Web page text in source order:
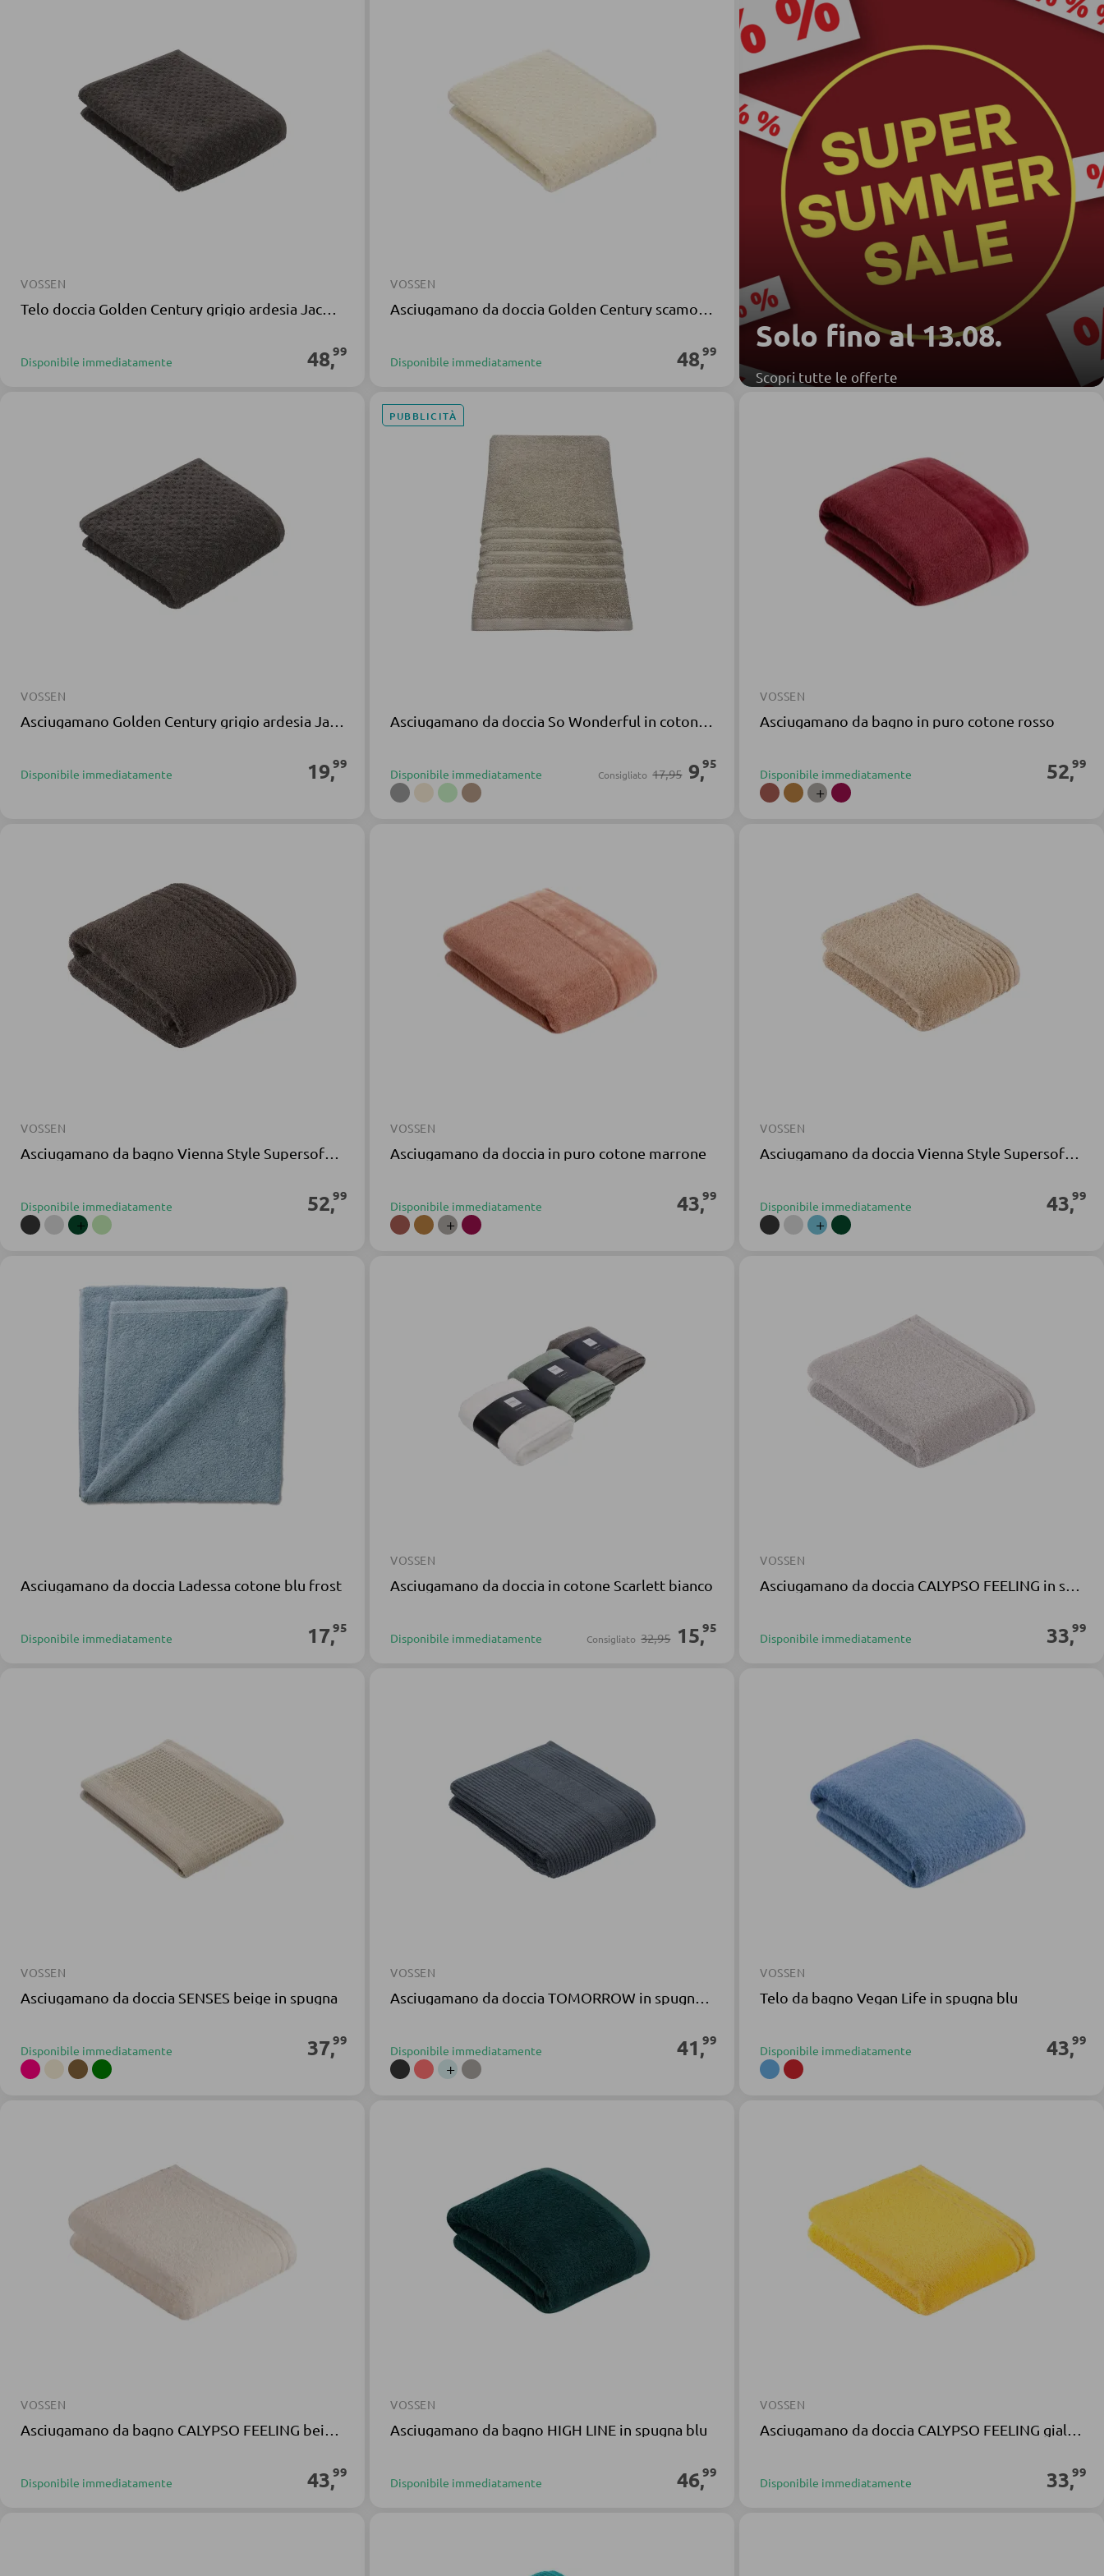
Solo fino al 13.08.
Scopri tutte le offerte
VOSSEN
Disponibile immediatamente 48,99
VOSSEN
Disponibile immediatamente 48,99
VOSSEN
Disponibile immediatamente 19,99
PUBBLICITÀ
Disponibile immediatamente Consigliato 17,95 9,95
VOSSEN
Asciugamano da bagno in puro cotone rosso
Disponibile immediatamente 52,99
+
VOSSEN
Disponibile immediatamente 52,99
+
VOSSEN
Asciugamano da doccia in puro cotone marrone
Disponibile immediatamente 43,99
+
VOSSEN
Disponibile immediatamente 43,99
+
Asciugamano da doccia Ladessa cotone blu frost
Disponibile immediatamente 17,95
VOSSEN
Asciugamano da doccia in cotone Scarlett bianco
Disponibile immediatamente Consigliato 32,95 15,95
VOSSEN
Disponibile immediatamente 33,99
VOSSEN
Asciugamano da doccia SENSES beige in spugna
Disponibile immediatamente 37,99
VOSSEN
Disponibile immediatamente 41,99
+
VOSSEN
Telo da bagno Vegan Life in spugna blu
Disponibile immediatamente 43,99
VOSSEN
Disponibile immediatamente 43,99
VOSSEN
Asciugamano da bagno HIGH LINE in spugna blu
Disponibile immediatamente 46,99
VOSSEN
Disponibile immediatamente 33,99